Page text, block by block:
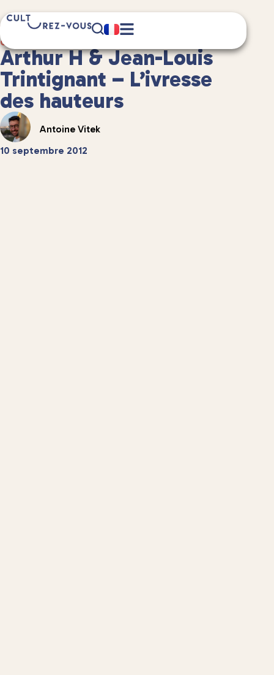
Culture
3 minute(s) de lecture
Arthur H & Jean-Louis
Trintignant – L’ivresse
des hauteurs
Antoine Vitek
10 septembre 2012